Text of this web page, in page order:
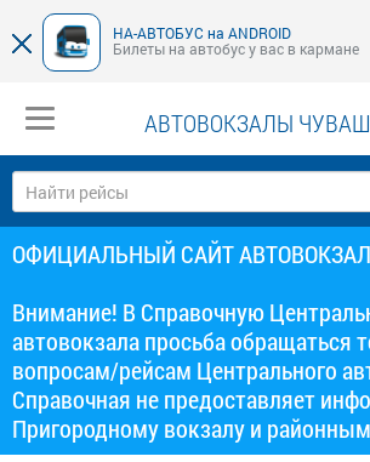
НА-АВТОБУС на ANDROID
Билеты на автобус у вас в кармане
АВТОВОКЗАЛЫ
ОФИЦИАЛЬНЫЙ САЙТ
Внимание! В Справочную
автовокзала просьба обращаться
вопросам/рейсам Центрального
Справочная не предоставляет
Пригородному вокзалу и